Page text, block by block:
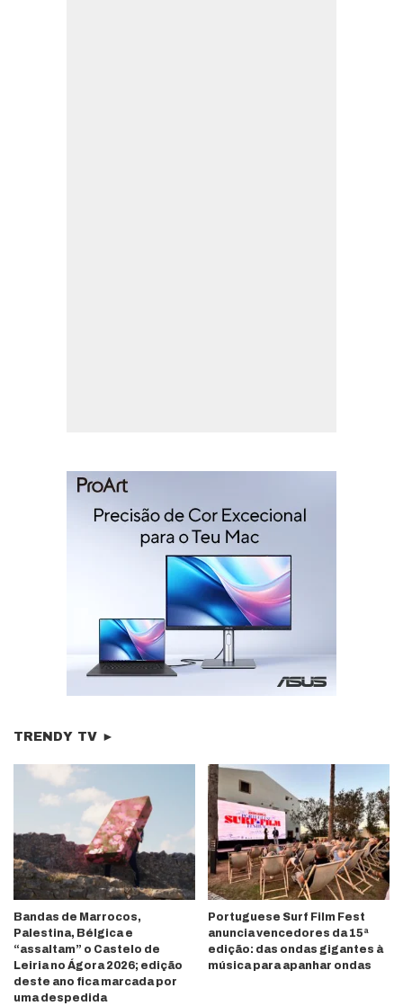
TRENDY TV ►
Bandas de Marrocos,
Palestina, Bélgica e
“assaltam” o Castelo de
Leiria no Ágora 2026; edição
deste ano fica marcada por
uma despedida
Portuguese Surf Film Fest
anuncia vencedores da 15ª
edição: das ondas gigantes à
música para apanhar ondas